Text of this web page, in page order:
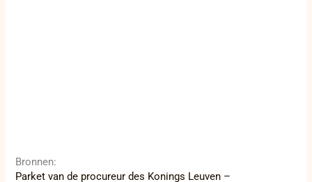
Bronnen:
Parket van de procureur des Konings Leuven –